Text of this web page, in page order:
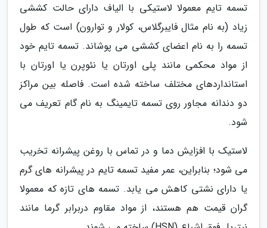
تسمه تایم معمولا لاستیکی با الیاف دارای حالت کششی
زیاد (به نام مثال فایبرگلاس، کولار و توارون) است که طول
تسمه را به نام اعضای کششی می پوشاند. تسمه تایم خود
از مواد محکمی مانند پلی اورتان یا نئوپرن یا اورتان با
استانداردهای مختلف ساخته شده است. فاصله بین مراکز
دو دندانه مجاور روی تسمه تایمینگ به نام گام تعریف می
شود.
لاستیک با افزایش دما و در تماس با روغن پیشرانه تخریب
می شود؛ بنابراین، عمر مفید تسمه تایم در پیشرانه های گرم
یا دارای نشتی کاهش می یابد. تسمه های تازه که معمولا
گران قیمت هم هستند، از مواد مقاوم دربرابر گرما مانند